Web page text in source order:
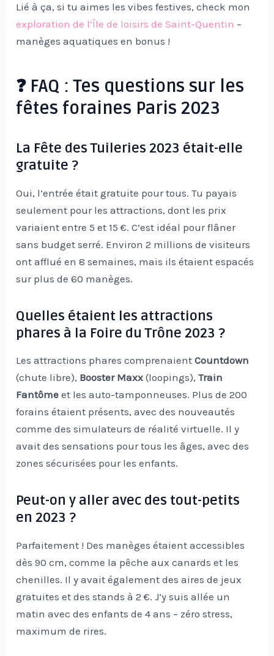
Lié à ça, si tu aimes les vibes festives, check mon
exploration de l’Île de loisirs de Saint-Quentin –
manèges aquatiques en bonus !
❓ FAQ : Tes questions sur les
fêtes foraines Paris 2023
La Fête des Tuileries 2023 était-elle
gratuite ?
Oui, l’entrée était gratuite pour tous. Tu payais
seulement pour les attractions, dont les prix
variaient entre 5 et 15 €. C’est idéal pour flâner
sans budget serré. Environ 2 millions de visiteurs
ont afflué en 8 semaines, mais ils étaient espacés
sur plus de 60 manèges.
Quelles étaient les attractions
phares à la Foire du Trône 2023 ?
Les attractions phares comprenaientCountdown
(chute libre), Booster Maxx (loopings),Train
Fantôme et les auto-tamponneuses. Plus de 200
forains étaient présents, avec des nouveautés
comme des simulateurs de réalité virtuelle. Il y
avait des sensations pour tous les âges, avec des
zones sécurisées pour les enfants.
Peut-on y aller avec des tout-petits
en 2023 ?
Parfaitement ! Des manèges étaient accessibles
dès 90 cm, comme la pêche aux canards et les
chenilles. Il y avait également des aires de jeux
gratuites et des stands à 2 €. J’y suis allée un
matin avec des enfants de 4 ans – zéro stress,
maximum de rires.